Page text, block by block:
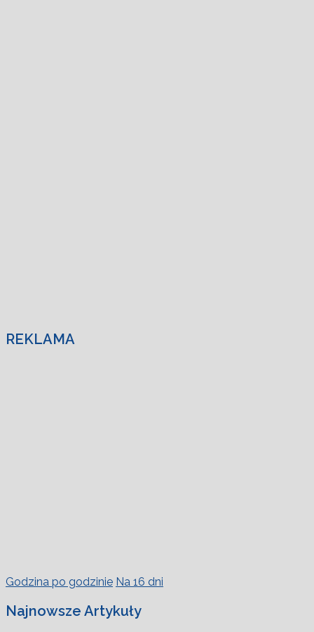
REKLAMA
Godzina po godzinie Na 16 dni
Najnowsze Artykuły